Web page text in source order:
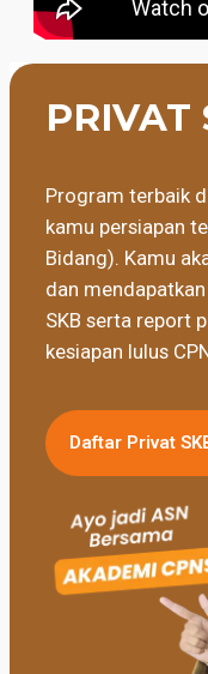
PRIVAT
Program terbaik
kamu persiapan
Bidang). Kamu
dan
SKB serta report
kesiapan lulus
Daftar Privat